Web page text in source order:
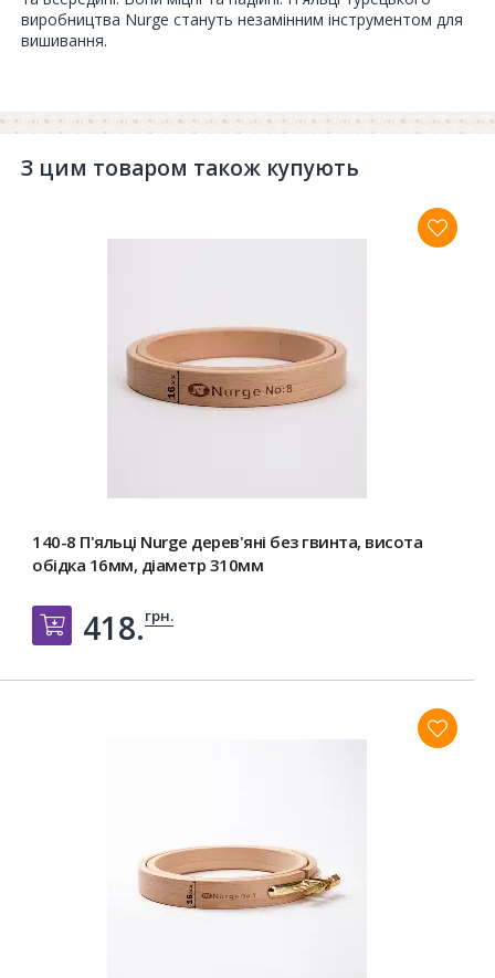
виробництва Nurge стануть незамінним інструментом для
вишивання.
З цим товаром також купують
140-8 П'яльці Nurge дерев'яні без гвинта, висота
обідка 16мм, діаметр 310мм
Добавить в корзину
418.грн.